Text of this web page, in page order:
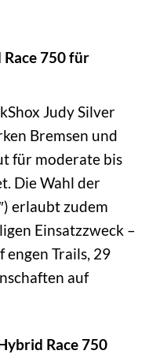
Race 750 für
Judy Silver
Bremsen und
für moderate bis
Die Wahl der
erlaubt zudem
Einsatzzweck –
Trails, 29
auf
Race 750